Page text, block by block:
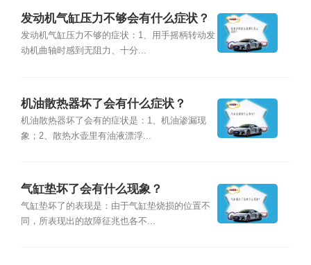
发动机气缸压力不够会有什么症状？
发动机气缸压力不够的症状：1、用手摇柄转动发
动机曲轴时感到无阻力、十分...
机油散热器坏了会有什么症状？
机油散热器坏了会有的症状是：1、机油渗漏现
象；2、散热水壶里有油液漂浮...
气缸垫坏了会有什么现象？
气缸垫坏了的表现是：由于气缸垫烧损的位置不
同，所表现出的故障征兆也各不...